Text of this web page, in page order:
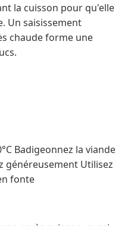
la cuisson pour qu'elle
Un saisissement
chaude forme une
Badigeonnez la viande
généreusement Utilisez
fonte